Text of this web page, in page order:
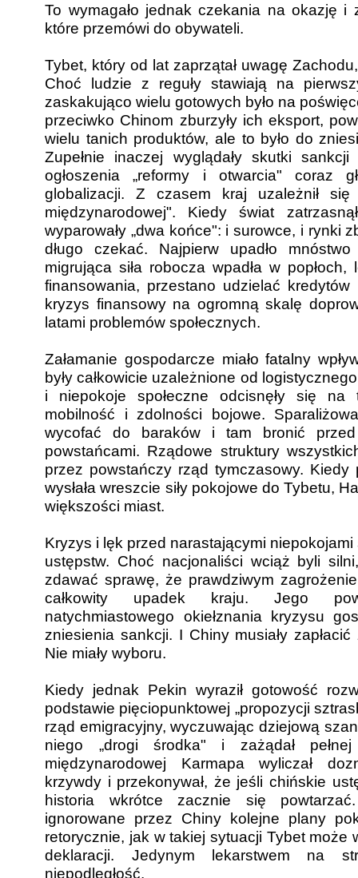
To wymagało jednak czekania na okazję i
które przemówi do obywateli.
Tybet, który od lat zaprzątał uwagę
Choć ludzie z reguły stawiają na
zaskakująco wielu gotowych było na
przeciwko Chinom zburzyły ich eksport,
wielu tanich produktów, ale to było do
Zupełnie inaczej wyglądały skutki
ogłoszenia „reformy i otwarcia" coraz
globalizacji. Z czasem kraj uzależnił się
międzynarodowej". Kiedy świat
wyparowały „dwa końce": i surowce, i rynki
długo czekać. Najpierw upadło
migrująca siła robocza wpadła w popłoch,
finansowania, przestano udzielać
kryzys finansowy na ogromną skalę
latami problemów społecznych.
Załamanie gospodarcze miało fatalny
były całkowicie uzależnione od
i niepokoje społeczne odcisnęły się na
mobilność i zdolności bojowe.
wycofać do baraków i tam bronić
powstańcami. Rządowe struktury
przez powstańczy rząd tymczasowy.
wysłała wreszcie siły pokojowe do Tybetu,
większości miast.
Kryzys i lęk przed narastającymi niepokojami
ustępstw. Choć nacjonaliści wciąż byli
zdawać sprawę, że prawdziwym
całkowity upadek kraju. Jego
natychmiastowego okiełznania kryzysu
zniesienia sankcji. I Chiny musiały
Nie miały wyboru.
Kiedy jednak Pekin wyraził gotowość
podstawie pięciopunktowej „propozycji
rząd emigracyjny, wyczuwając dziejową
niego „drogi środka" i zażądał
międzynarodowej Karmapa wyliczał
krzywdy i przekonywał, że jeśli chińskie
historia wkrótce zacznie się
ignorowane przez Chiny kolejne plany
retorycznie, jak w takiej sytuacji Tybet może
deklaracji. Jedynym lekarstwem na
niepodległość.